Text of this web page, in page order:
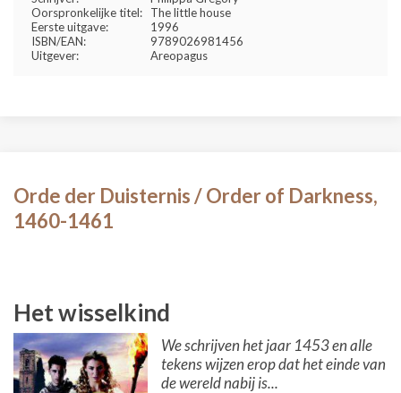
Oorspronkelijke titel:
The little house
Eerste uitgave:
1996
ISBN/EAN:
9789026981456
Uitgever:
Areopagus
Orde der Duisternis / Order of Darkness,
1460-1461
Het wisselkind
We schrijven het jaar 1453 en alle
tekens wijzen erop dat het einde van
de wereld nabij is...